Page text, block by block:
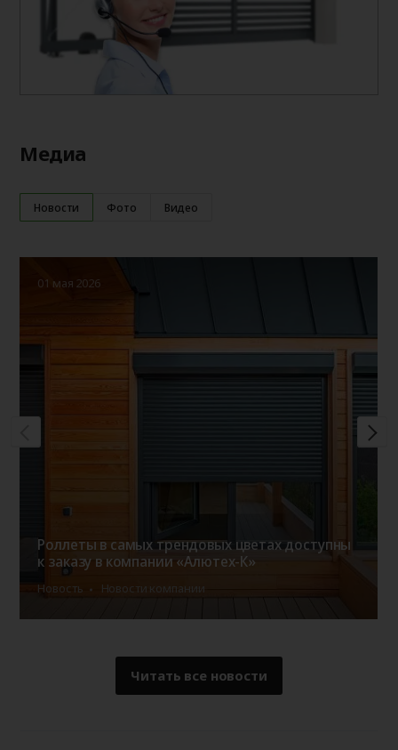
Медиа
Новости Фото Видео
01 мая 2026
Роллеты в самых трендовых цветах доступны
к заказу в компании «Алютех-К»
Новость Новости компании
Читать все новости